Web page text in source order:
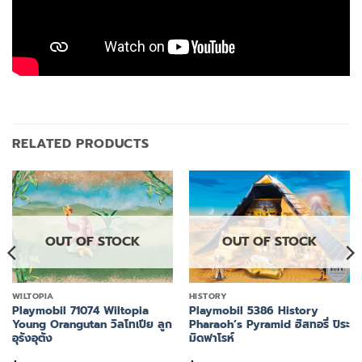
RELATED PRODUCTS
OUT OF STOCK
WILTOPIA
Playmobil 71074 Wiltopia
Young Orangutan วิลโทเปีย ลูก
อุรังอุตัง
OUT OF STOCK
HISTORY
Playmobil 5386 History
Pharaoh’s Pyramid ฮิสทอรี่ ปิระ
มิดฟาโรห์